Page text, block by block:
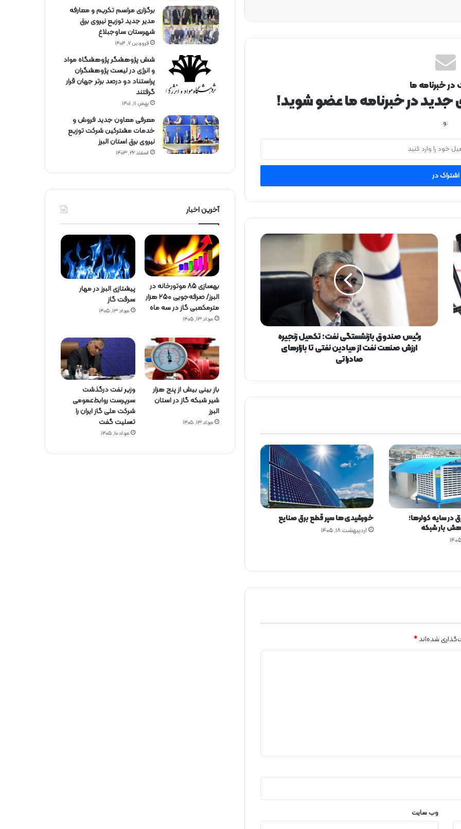
در خبرنامه ما
جدید در خبرنامه ما عضو شوید!
.و
ر
ئ
ق
ش
ت
ن
ف
ت
:
ت
ک
م
ی
ل
ز
ر
ص
ن
ا
ی
ن
ف
ت
رئیس صندوق بازنشستگی نفت: تکمیل زنجیره
ارزش صنعت نفت از میادین نفتی تا بازارهای
صادراتی
در سایه کولرها؛
بار شبکه
خورشیدی‌ها سپر قطع برق صنایع
اردیبهشت ۱۸, ۱۴۰۵
شده‌اند *
وب‌ سایت
برگزاری مراسم تكریم و معارفه
مدیر جدید توزیع نیروی برق
شهرستان ساوجبلاغ
فروردین ۷, ۱۴۰۴
شش پژوهشگر پژوهشگاه مواد
و انرژی در لیست پژوهشگران
پراستناد دو درصد برتر جهان قرار
گرفتند
بهمن ۱۱, ۱۴۰۱
معرفی معاون جدید فروش و
خدمات مشتركین شركت توزیع
نیروی برق استان البرز
اسفند ۲۶, ۱۴۰۳
آخرین اخبار
بهسازی ۸۵ موتورخانه در
البرز/ صرفه‌جویی ۲۵۰ هزار
مترمکعبی گاز در سه ماه
مرداد ۱۳, ۱۴۰۵
پیشتازی البرز در مهار
سرقت گاز
مرداد ۱۳, ۱۴۰۵
باز بینی بیش از پنج هزار
شیر شبکه گاز در استان
البرز
مرداد ۱۳, ۱۴۰۵
وزیر نفت درگذشت
سرپرست روابط‌عمومی
شرکت ملی گاز ایران را
تسلیت گفت
مرداد ۱۰, ۱۴۰۵